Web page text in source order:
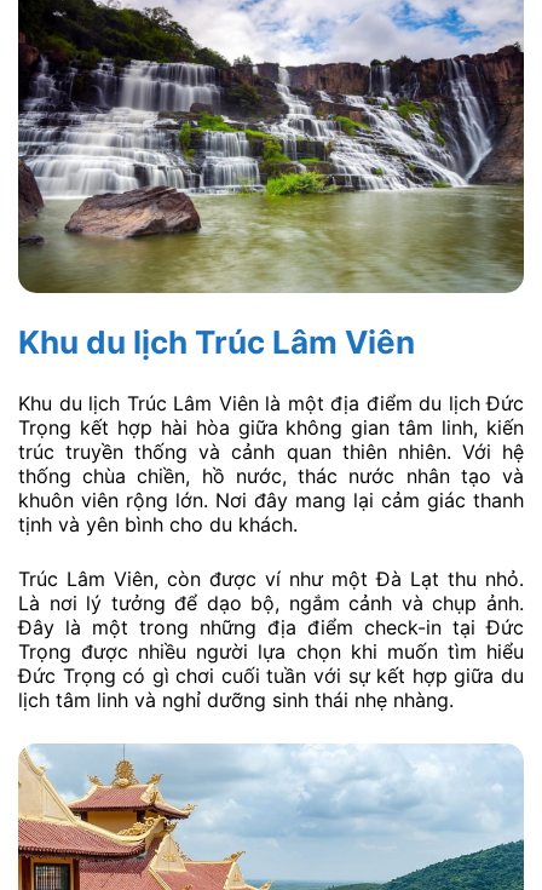
Khu du lịch Trúc Lâm Viên
Khu du lịch Trúc Lâm Viên là một địa điểm du lịch Đức
Trọng kết hợp hài hòa giữa không gian tâm linh, kiến
trúc truyền thống và cảnh quan thiên nhiên. Với hệ
thống chùa chiền, hồ nước, thác nước nhân tạo và
khuôn viên rộng lớn. Nơi đây mang lại cảm giác thanh
tịnh và yên bình cho du khách.
Trúc Lâm Viên, còn được ví như một Đà Lạt thu nhỏ.
Là nơi lý tưởng để dạo bộ, ngắm cảnh và chụp ảnh.
Đây là một trong những địa điểm check-in tại Đức
Trọng được nhiều người lựa chọn khi muốn tìm hiểu
Đức Trọng có gì chơi cuối tuần với sự kết hợp giữa du
lịch tâm linh và nghỉ dưỡng sinh thái nhẹ nhàng.